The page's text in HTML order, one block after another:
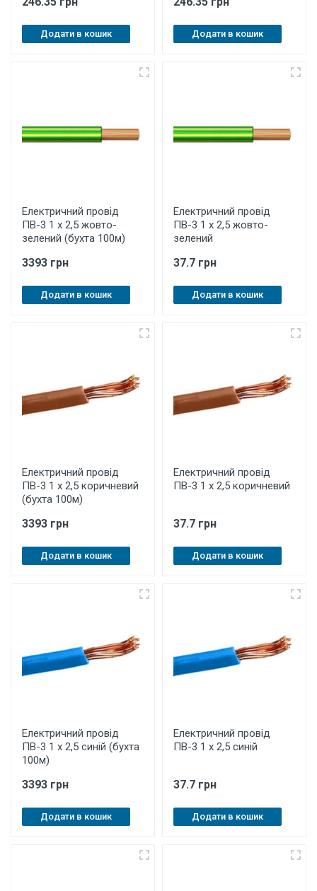
Додати в кошик Додати в кошик
Електричний провід
ПВ-3 1 х 2,5 жовто-
зелений (бухта 100м)
3393 грн
Додати в кошик
Електричний провід
ПВ-3 1 х 2,5 жовто-
зелений
37.7 грн
Додати в кошик
Електричний провід
ПВ-3 1 х 2,5 коричневий
(бухта 100м)
3393 грн
Додати в кошик
Електричний провід
ПВ-3 1 х 2,5 коричневий
37.7 грн
Додати в кошик
Електричний провід
ПВ-3 1 х 2,5 синій (бухта
100м)
3393 грн
Додати в кошик
Електричний провід
ПВ-3 1 х 2,5 синій
37.7 грн
Додати в кошик